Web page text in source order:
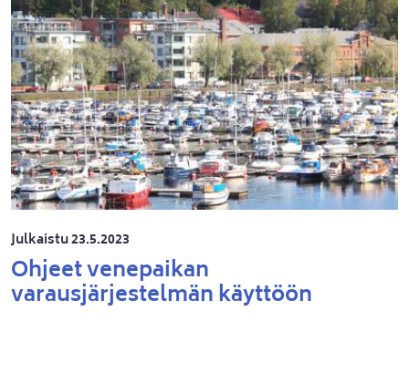
Julkaistu 23.5.2023
Ohjeet venepaikan
varausjärjestelmän käyttöön